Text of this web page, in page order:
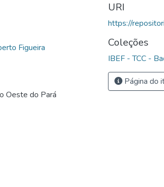
Figueira
Oeste do Pará
URI
https://
Coleções
IBEF - TCC -
Página do